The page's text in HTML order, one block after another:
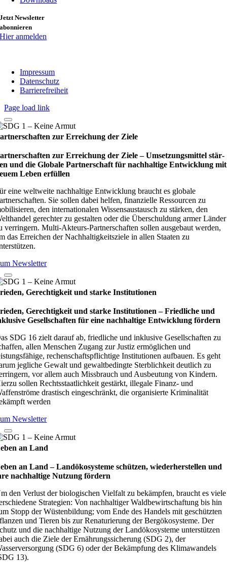
Jetzt Newsletter
abonnieren
Hier anmelden
Impressum
Datenschutz
Barrierefreiheit
Page load link
zur Erreichung der Ziele
zur Erreichung der Ziele – Umset­zungs­mit­tel stär­
und die Glo­bale Part­ner­schaft für nach­hal­tige Ent­wick­lung mit
Leben erfül­len
eine weltweite nachhaltige Entwicklung braucht es globale
Sie sollen dabei helfen, finanzielle Ressourcen zu
den internationalen Wissensaustausch zu stärken, den
gerechter zu gestalten oder die Überschuldung armer Länder
verringern. Multi-Akteurs-Partnerschaften sollen ausgebaut werden,
das Erreichen der Nachhaltigkeitsziele in allen Staaten zu
Newsletter
Gerechtigkeit und starke Institutionen
Gerechtigkeit und starke Institutionen – Fried­li­che und
Gesell­schaf­ten für eine nach­hal­tige Ent­wick­lung för­dern
SDG 16 zielt darauf ab, friedliche und inklusive Gesellschaften zu
allen Menschen Zugang zur Justiz ermöglichen und
rechenschaftspflichtige Institutionen aufbauen. Es geht
jegliche Gewalt und gewaltbedingte Sterblichkeit deutlich zu
vor allem auch Missbrauch und Ausbeutung von Kindern.
sollen Rechtsstaatlichkeit gestärkt, illegale Finanz- und
drastisch eingeschränkt, die organisierte Kriminalität
werden
Newsletter
an Land
an Land – Lan­d­öko­sys­teme schüt­zen, wie­der­her­stel­len und
nach­hal­tige Nut­zung för­dern
den Verlust der biologischen Vielfalt zu bekämpfen, braucht es viele
Strategien: Von nachhaltiger Waldbewirtschaftung bis hin
Stopp der Wüstenbildung; vom Ende des Handels mit geschützten
und Tieren bis zur Renaturierung der Bergökosysteme. Der
und die nachhaltige Nutzung der Landökosysteme unterstützen
auch die Ziele der Ernährungssicherung (SDG 2), der
(SDG 6) oder der Bekämpfung des Klimawandels
13).